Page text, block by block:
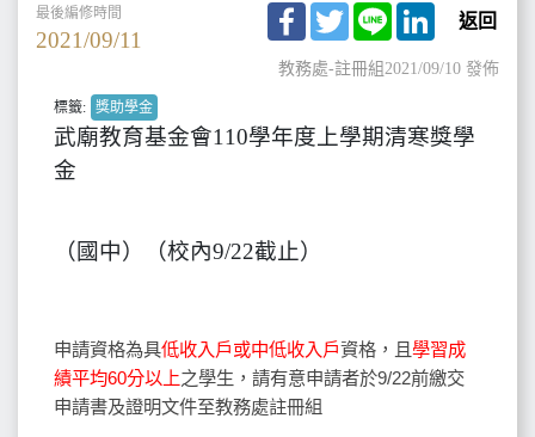
最後編修時間
2021/09/11
Facebook
TwitterLine LinkedIn
返回
教務處-註冊組2021/09/10 發佈
標籤: 獎助學金
武廟教育基金會110學年度上學期清寒獎學
金
（國中）（校內9/22截止）
申請資格為具低收入戶或中低收入戶資格，且 學習成
績平均60分以上之學生，請有意申請者於9/22前繳交
申請書及證明文件至教務處註冊組